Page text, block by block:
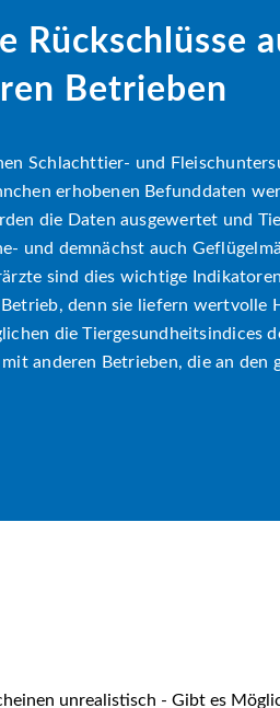
Rückschlüsse
Betrieben
Schlachttier- und
erhobenen Befunddaten
die Daten ausgewertet und
und demnächst auch
sind dies wichtige
denn sie liefern wertvolle
die Tiergesundheitsindices
anderen Betrieben, die an den
unrealistisch - Gibt es